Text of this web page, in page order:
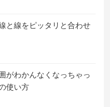
と線をピッタリと合わせ
がわかんなくなっちゃっ
使い方